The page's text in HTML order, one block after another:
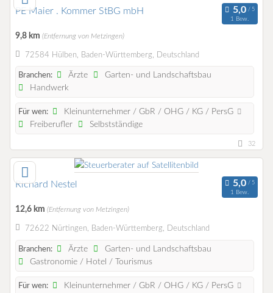
PE Maier . Kommer StBG mbH
1 Bew.
9,8 km (Entfernung von Metzingen)
72584 Hülben, Baden-Württemberg, Deutschland
Branchen: Ärzte
Garten- und Landschaftsbau
Handwerk
Für wen:
Kleinunternehmer / GbR / OHG / KG / PersG
Freiberufler
Selbstständige
32
Richard Nestel
1 Bew.
12,6 km (Entfernung von Metzingen)
72622 Nürtingen, Baden-Württemberg, Deutschland
Branchen: Ärzte
Garten- und Landschaftsbau
Gastronomie / Hotel / Tourismus
Für wen:
Kleinunternehmer / GbR / OHG / KG / PersG